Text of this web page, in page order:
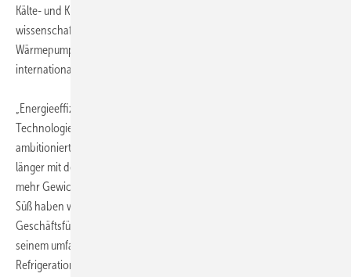
Kälte- und Klimatechnischen Verein (DKV), dem deutschen technisch-
wissenschaftlichen Verein für Kälte-, Klima- und
Wärmepumpentechnik, und engagiert sich in weiteren nationalen und
internationalen kältetechnischen Fachverbänden und Vereinigungen.
„Energieeffiziente Kälteerzeugung stellt hohe Ansprüche an die
Technologie, gleichzeitig haben wir bei Cofely Refrigeration sehr
ambitionierte unternehmerische Ziele. Deshalb haben wir uns schon
länger mit dem Gedanken befasst, der technischen Verantwortung
mehr Gewicht auf der Geschäftsführungsebene zu verleihen. Mit Dr.
Süß haben wir den optimalen Kandidaten für die Position des
Geschäftsführers Technik gefunden. Wir freuen uns sehr, Dr. Süß mit
seinem umfassenden kältetechnischen Know-how für die Cofely
Refrigeration gewonnen zu haben“, so Manfred Schmitz,